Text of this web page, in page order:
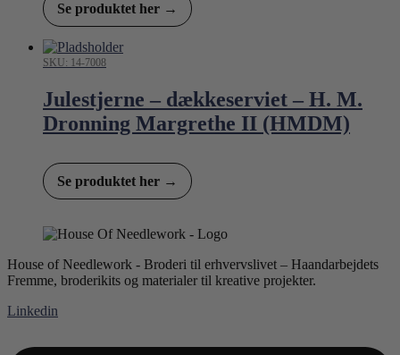
Se produktet her →
SKU: 14-7008
Julestjerne – dækkeserviet – H. M.
Dronning Margrethe II (HMDM)
Se produktet her →
House of Needlework - Broderi til erhvervslivet – Haandarbejdets
Fremme, broderikits og materialer til kreative projekter.
Linkedin